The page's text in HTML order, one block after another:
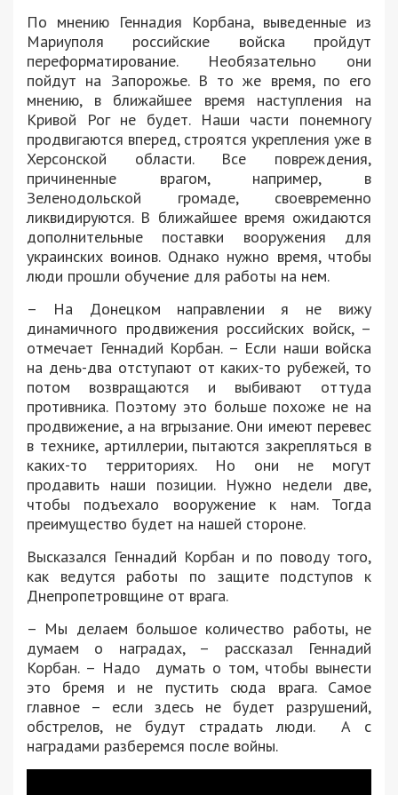
По мнению Геннадия Корбана, выведенные из
Мариуполя российские войска пройдут
переформатирование. Необязательно они
пойдут на Запорожье. В то же время, по его
мнению, в ближайшее время наступления на
Кривой Рог не будет. Наши части понемногу
продвигаются вперед, строятся укрепления уже в
Херсонской области. Все повреждения,
причиненные врагом, например, в
Зеленодольской громаде, своевременно
ликвидируются. В ближайшее время ожидаются
дополнительные поставки вооружения для
украинских воинов. Однако нужно время, чтобы
люди прошли обучение для работы на нем.
– На Донецком направлении я не вижу
динамичного продвижения российских войск, –
отмечает Геннадий Корбан. – Если наши войска
на день-два отступают от каких-то рубежей, то
потом возвращаются и выбивают оттуда
противника. Поэтому это больше похоже не на
продвижение, а на вгрызание. Они имеют перевес
в технике, артиллерии, пытаются закрепляться в
каких-то территориях. Но они не могут
продавить наши позиции. Нужно недели две,
чтобы подъехало вооружение к нам. Тогда
преимущество будет на нашей стороне.
Высказался Геннадий Корбан и по поводу того,
как ведутся работы по защите подступов к
Днепропетровщине от врага.
– Мы делаем большое количество работы, не
думаем о наградах, – рассказал Геннадий
Корбан. – Надо думать о том, чтобы вынести
это бремя и не пустить сюда врага. Самое
главное – если здесь не будет разрушений,
обстрелов, не будут страдать люди. А с
наградами разберемся после войны.